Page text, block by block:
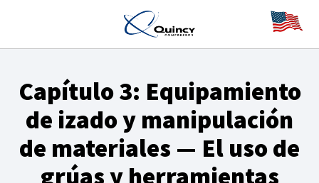
Capítulo 3: Equipamiento
de izado y manipulación
de materiales — El uso de